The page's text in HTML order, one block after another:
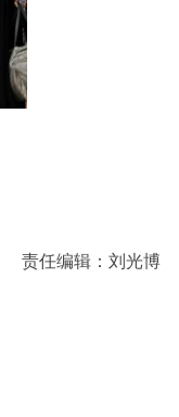
责任编辑：刘光博